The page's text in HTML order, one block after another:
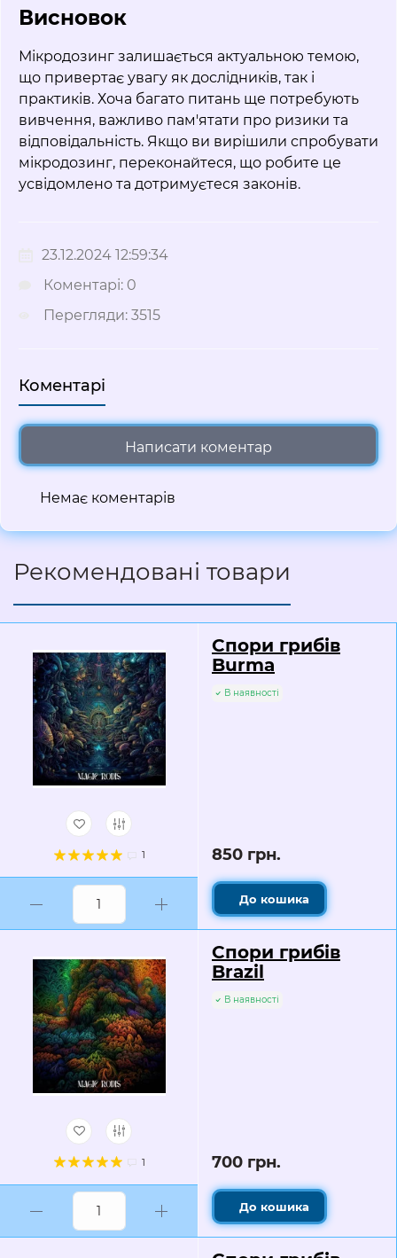
Висновок
Мікродозинг залишається актуальною темою,
що привертає увагу як дослідників, так і
практиків. Хоча багато питань ще потребують
вивчення, важливо пам'ятати про ризики та
відповідальність. Якщо ви вирішили спробувати
мікродозинг, переконайтеся, що робите це
усвідомлено та дотримуєтеся законів.
23.12.2024 12:59:34
Коментарі: 0
Перегляди: 3515
Коментарі
Написати коментар
Немає коментарів
Рекомендовані товари
1
Спори грибів
Burma
В наявності
850 грн.
До кошика
1
Спори грибів
Brazil
В наявності
700 грн.
До кошика